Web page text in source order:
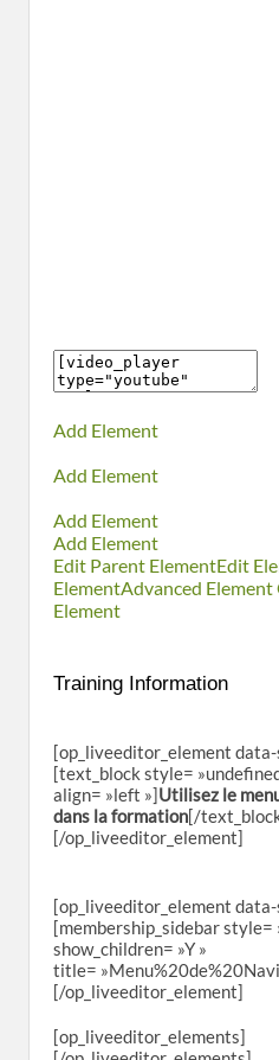
Add Element
Add Element
Add Element
Add Element
Edit Parent ElementEdit
ElementAdvanced
Element
Training Information
[op_liveeditor_element
[text_block style=
align= »left »]Utilisez le
dans la formation[/
[/op_liveeditor_element]
[op_liveeditor_element
[membership_sidebar style=
show_children= »Y »
title=
[/op_liveeditor_element]
[op_liveeditor_elements]